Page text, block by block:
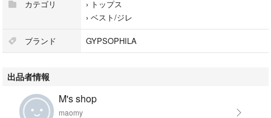
きちんとご連絡のとれる方、ご協力頂ける方でお願い致します。
購入後のキャンセル、返品、クレーム対応は致しかねます。
※ 最近、マナー違反の方が多いため、こちらからのご連絡にご返答のない
方は購入申請承認後でもお取り引きをキャンセルさせて頂く事もございま
カテゴリ
› トップス
› ベスト/ジレ
ブランド GYPSOPHILA
出品者情報
M's shop
maomy